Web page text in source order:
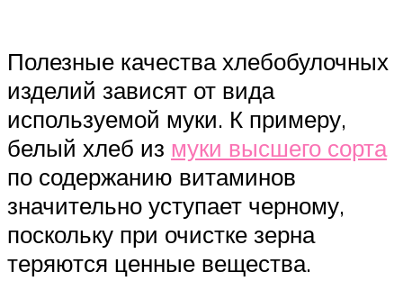
Полезные качества хлебобулочных
изделий зависят от вида
используемой муки. К примеру,
белый хлеб из муки высшего сорта
по содержанию витаминов
значительно уступает черному,
поскольку при очистке зерна
теряются ценные вещества.